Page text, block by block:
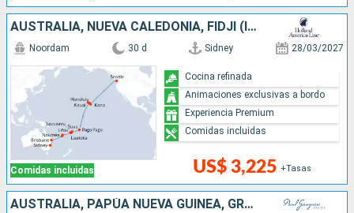
AUSTRALIA, NUEVA CALEDONIA, FIDJI (ISLAS), ESTADOS UNIDOS
Comidas incluidas
Noordam 30 d Sidney 28/03/2027
US$ 3,225 +Tasas
Cocina refinada
Animaciones exclusivas a bordo
Experiencia Premium
Comidas incluidas
AUSTRALIA, PAPÚA NUEVA GUINEA, GRECIA, VANUATU, FIDJI (ISLAS)